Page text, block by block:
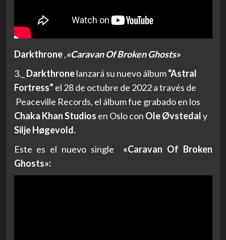
Darkthrone,«Caravan Of Broken Ghosts»
3._ Darkthronelanzará su nuevo álbum“Astral
Fortress” el 28 de octubre de 2022 a través de
Peaceville Records, el álbum fue grabado en los
Chaka Khan Studios en Oslo con Ole Øvstedaly
Silje Høgevold.
Este es el nuevo single «Caravan Of Broken
Ghosts»: